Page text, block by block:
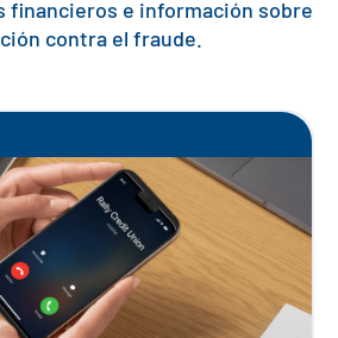
financieros e información sobre
contra el fraude.